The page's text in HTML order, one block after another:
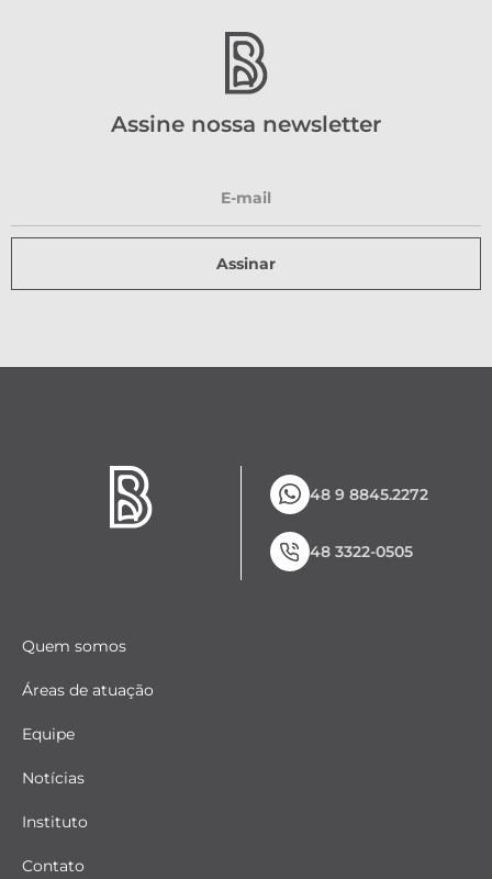
Assine nossa newsletter
Assinar
48 9 8845.2272
48 3322-0505
Quem somos
Áreas de atuação
Equipe
Notícias
Instituto
Contato